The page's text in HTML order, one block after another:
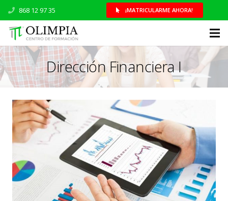
868 12 97 35 ¡MATRICULARME AHORA!
Dirección Financiera I